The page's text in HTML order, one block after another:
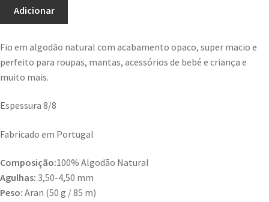
Adicionar
Fio em algodão natural com acabamento opaco, super macio e
perfeito para roupas, mantas, acessórios de bebé e criança e
muito mais.
Espessura 8/8
Fabricado em Portugal
Composição:100% Algodão Natural
Agulhas: 3,50-4,50 mm
Peso: Aran (50 g / 85 m)